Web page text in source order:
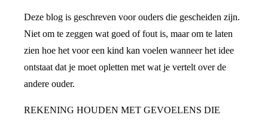
Deze blog is geschreven voor ouders die gescheiden zijn.
Niet om te zeggen wat goed of fout is, maar om te laten
zien hoe het voor een kind kan voelen wanneer het idee
ontstaat dat je moet opletten met wat je vertelt over de
andere ouder.
REKENING HOUDEN MET GEVOELENS DIE